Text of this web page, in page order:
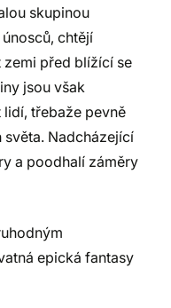
skupinou
chtějí
před blížící se
jsou však
třebaže pevně
Nadcházející
a poodhalí záměry
epická fantasy